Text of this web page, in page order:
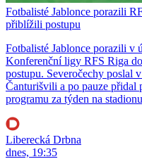
Fotbalisté Jablonce porazili
přiblížili postupu
Fotbalisté Jablonce porazili v
Konferenční ligy RFS Riga
postupu. Severočechy poslal
Čanturišvili a po pauze přidal
programu za týden na
Liberecká Drbna
dnes, 19:35